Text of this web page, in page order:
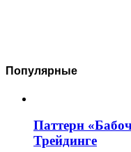
Популярные
Паттерн
Трейдинге